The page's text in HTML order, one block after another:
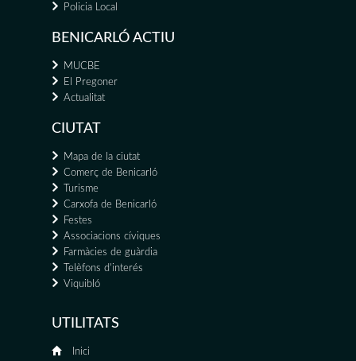
Policia Local
BENICARLÓ ACTIU
MUCBE
El Pregoner
Actualitat
CIUTAT
Mapa de la ciutat
Comerç de Benicarló
Turisme
Carxofa de Benicarló
Festes
Associacions cíviques
Farmàcies de guàrdia
Telèfons d'interés
Viquibló
UTILITATS
Inici